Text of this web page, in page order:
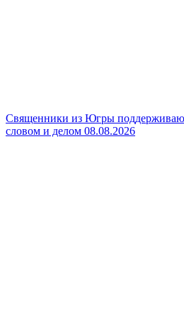
Священники из Югры
словом и делом 08.08.2026